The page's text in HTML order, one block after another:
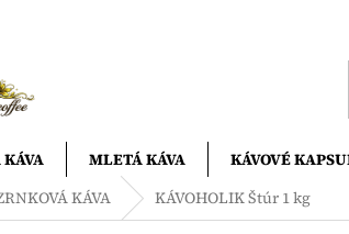
KÁVA MLETÁ KÁVA KÁVOVÉ
KÁVA KÁVOHOLIK Štúr 1 kg